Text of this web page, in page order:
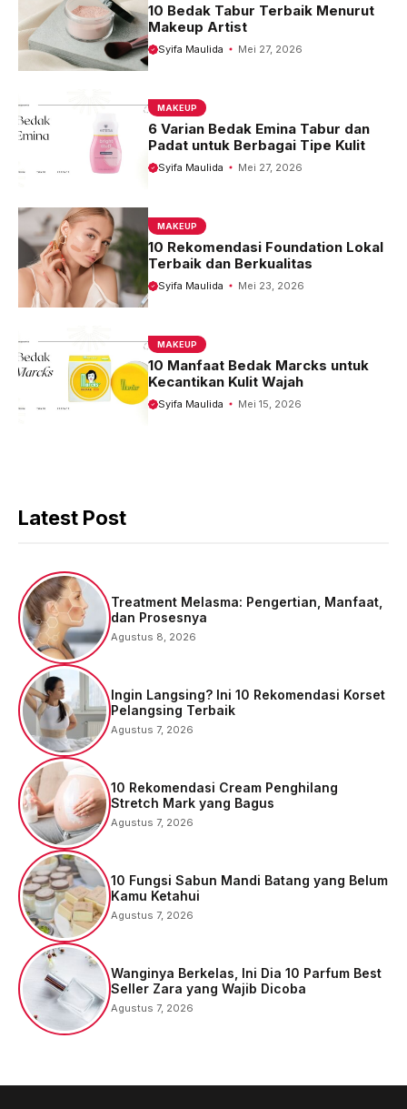
10 Bedak Tabur Terbaik Menurut
Makeup Artist
Syifa Maulida Mei 27, 2026
MAKEUP
6 Varian Bedak Emina Tabur dan
Padat untuk Berbagai Tipe Kulit
Syifa Maulida Mei 27, 2026
MAKEUP
10 Rekomendasi Foundation Lokal
Terbaik dan Berkualitas
Syifa Maulida Mei 23, 2026
MAKEUP
10 Manfaat Bedak Marcks untuk
Kecantikan Kulit Wajah
Syifa Maulida Mei 15, 2026
Latest Post
Treatment Melasma: Pengertian, Manfaat,
dan Prosesnya
Agustus 8, 2026
Ingin Langsing? Ini 10 Rekomendasi Korset
Pelangsing Terbaik
Agustus 7, 2026
10 Rekomendasi Cream Penghilang
Stretch Mark yang Bagus
Agustus 7, 2026
10 Fungsi Sabun Mandi Batang yang Belum
Kamu Ketahui
Agustus 7, 2026
Wanginya Berkelas, Ini Dia 10 Parfum Best
Seller Zara yang Wajib Dicoba
Agustus 7, 2026